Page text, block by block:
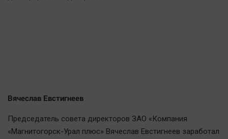
Вячеслав Евстигнеев
Председатель совета директоров ЗАО «Компания
«Магнитогорск-Урал плюс» Вячеслав Евстигнеев заработал